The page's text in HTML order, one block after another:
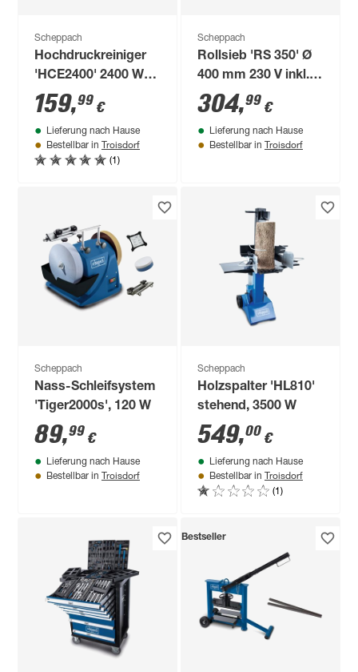
Scheppach
Hochdruckreiniger
'HCE2400' 2400 W
180 bar
159,99 €
Lieferung nach Hause
Bestellbar in Troisdorf
(1)
Scheppach
Rollsieb 'RS 350' Ø
400 mm 230 V inkl.
Siebeinsatz
304,99 €
Lieferung nach Hause
Bestellbar in Troisdorf
Scheppach
Nass-Schleifsystem
'Tiger2000s', 120 W
89,99 €
Lieferung nach Hause
Bestellbar in Troisdorf
Scheppach
Holzspalter 'HL810'
stehend, 3500 W
549,00 €
Lieferung nach Hause
Bestellbar in Troisdorf
(1)
Bestseller